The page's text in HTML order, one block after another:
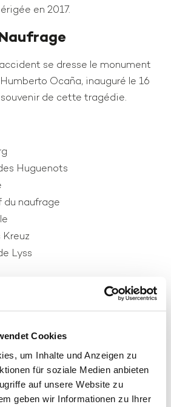
Cookies
um Inhalte und Anzeigen zu
für soziale Medien anbieten
auf unsere Website zu
geben wir Informationen zu Ihrer
en 2017.
se dresse le monument
Ocaña, inauguré le 16
de cette tragédie.
Huguenots
naufrage
Lyss